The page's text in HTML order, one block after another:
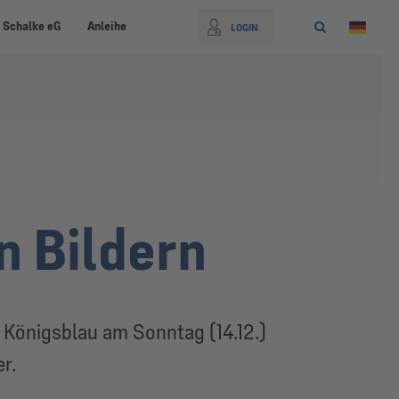
eG Anleihe LOGIN
Bildern
am Sonntag (14.12.)